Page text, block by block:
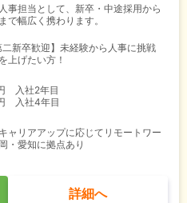
事担当として、新卒・中途採用から
で幅広く携わります。
二新卒歓迎】未経験から人事に挑戦
上げたい方！
入社2年目
入社4年目
ャリアアップに応じてリモートワー
・愛知に拠点あり
詳細へ